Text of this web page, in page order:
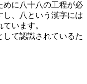
めに八十八の工程が必
、八という漢字には
います。
て認識されているた